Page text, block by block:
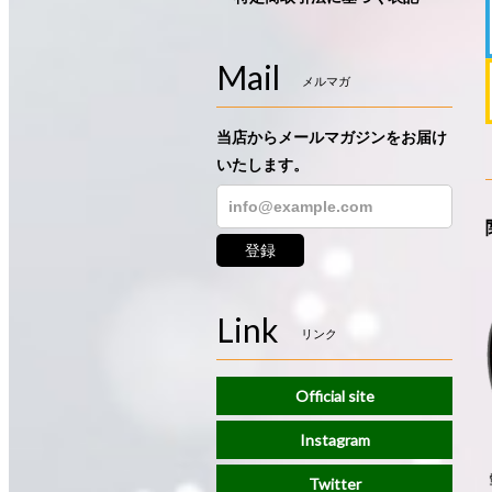
Mail メルマガ
当店からメールマガジンをお届け
いたします。
登録
Link リンク
Official site
Instagram
Twitter